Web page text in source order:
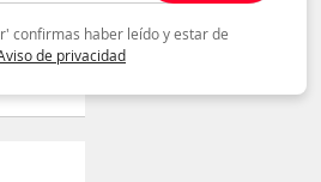
confirmas haber leído y estar de
de privacidad